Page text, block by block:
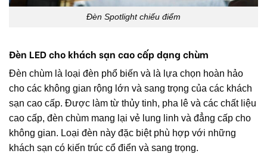
Đèn Spotlight chiếu điểm
Đèn LED cho khách sạn cao cấp dạng chùm
Đèn chùm là loại đèn phổ biến và là lựa chọn hoàn hảo
cho các không gian rộng lớn và sang trọng của các khách
sạn cao cấp. Được làm từ thủy tinh, pha lê và các chất liệu
cao cấp, đèn chùm mang lại vẻ lung linh và đẳng cấp cho
không gian. Loại đèn này đặc biệt phù hợp với những
khách sạn có kiến trúc cổ điển và sang trọng.